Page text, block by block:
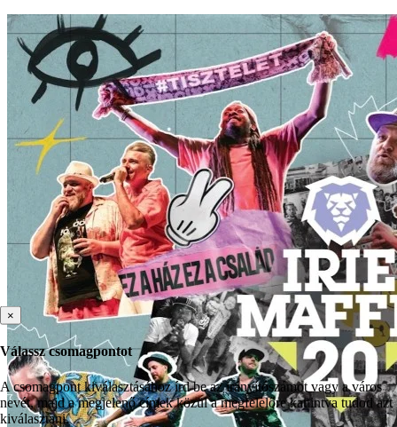
×
Válassz csomagpontot
A csomagpont kiválasztásához írd be az irányítószámot vagy a város
nevét, majd a megjelenő címek közül a megfelelőre kattintva tudod azt
kiválasztani.